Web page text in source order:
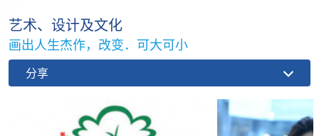
艺术、设计及文化
画出人生杰作，改变．可大可小
分享